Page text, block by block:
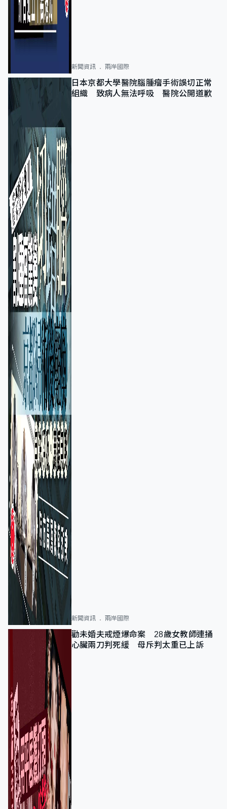
新聞資訊 兩岸國際
日本京都大學醫院腦腫瘤手術誤切正常
組織 致病人無法呼吸 醫院公開道歉
新聞資訊 兩岸國際
勸未婚夫戒煙爆命案 28歲女教師連捅
心臟兩刀判死緩 母斥判太重已上訴